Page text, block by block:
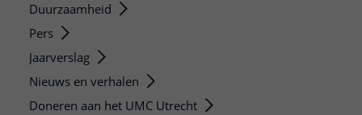
Duurzaamheid
Pers
Jaarverslag
Nieuws en verhalen
Doneren aan het UMC Utrecht